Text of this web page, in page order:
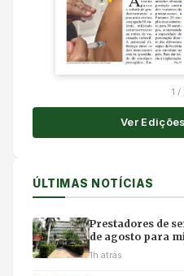
1 /
Ver
ÚLTIMAS NOTÍCIAS
Prestadores de
de agosto para
nacional de nota
1h atrás